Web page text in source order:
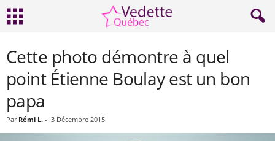
Cette photo démontre à quel
point Étienne Boulay est un bon
papa
Par Rémi L. - 3 Décembre 2015